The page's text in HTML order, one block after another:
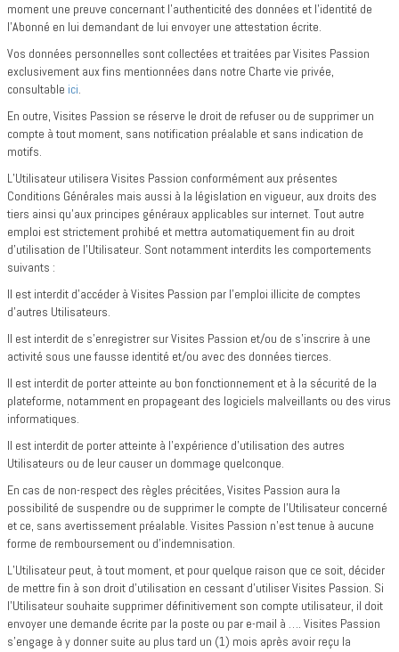
moment une preuve concernant l'authenticité des données et l'identité de
l'Abonné en lui demandant de lui envoyer une attestation écrite.
Vos données personnelles sont collectées et traitées par Visites Passion
exclusivement aux fins mentionnées dans notre Charte vie privée,
consultable ici.
En outre, Visites Passion se réserve le droit de refuser ou de supprimer un
compte à tout moment, sans notification préalable et sans indication de
motifs.
L’Utilisateur utilisera Visites Passion conformément aux présentes
Conditions Générales mais aussi à la législation en vigueur, aux droits des
tiers ainsi qu’aux principes généraux applicables sur internet. Tout autre
emploi est strictement prohibé et mettra automatiquement fin au droit
d'utilisation de l’Utilisateur. Sont notamment interdits les comportements
suivants :
Il est interdit d'accéder à Visites Passion par l'emploi illicite de comptes
d'autres Utilisateurs.
Il est interdit de s'enregistrer sur Visites Passion et/ou de s’inscrire à une
activité sous une fausse identité et/ou avec des données tierces.
Il est interdit de porter atteinte au bon fonctionnement et à la sécurité de la
plateforme, notamment en propageant des logiciels malveillants ou des virus
informatiques.
Il est interdit de porter atteinte à l’expérience d’utilisation des autres
Utilisateurs ou de leur causer un dommage quelconque.
En cas de non-respect des règles précitées, Visites Passion aura la
possibilité de suspendre ou de supprimer le compte de l’Utilisateur concerné
et ce, sans avertissement préalable. Visites Passion n’est tenue à aucune
forme de remboursement ou d’indemnisation.
L’Utilisateur peut, à tout moment, et pour quelque raison que ce soit, décider
de mettre fin à son droit d’utilisation en cessant d’utiliser Visites Passion. Si
l’Utilisateur souhaite supprimer définitivement son compte utilisateur, il doit
envoyer une demande écrite par la poste ou par e-mail à …. Visites Passion
s’engage à y donner suite au plus tard un (1) mois après avoir reçu la